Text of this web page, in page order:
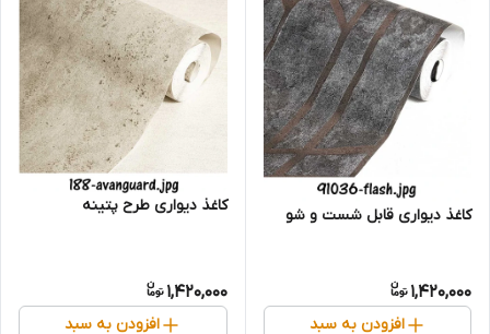
کاغذ دیواری قابل شست و شو
1,420,000
افزودن به سبد
کاغذ دیواری طرح پتینه
1,420,000
افزودن به سبد